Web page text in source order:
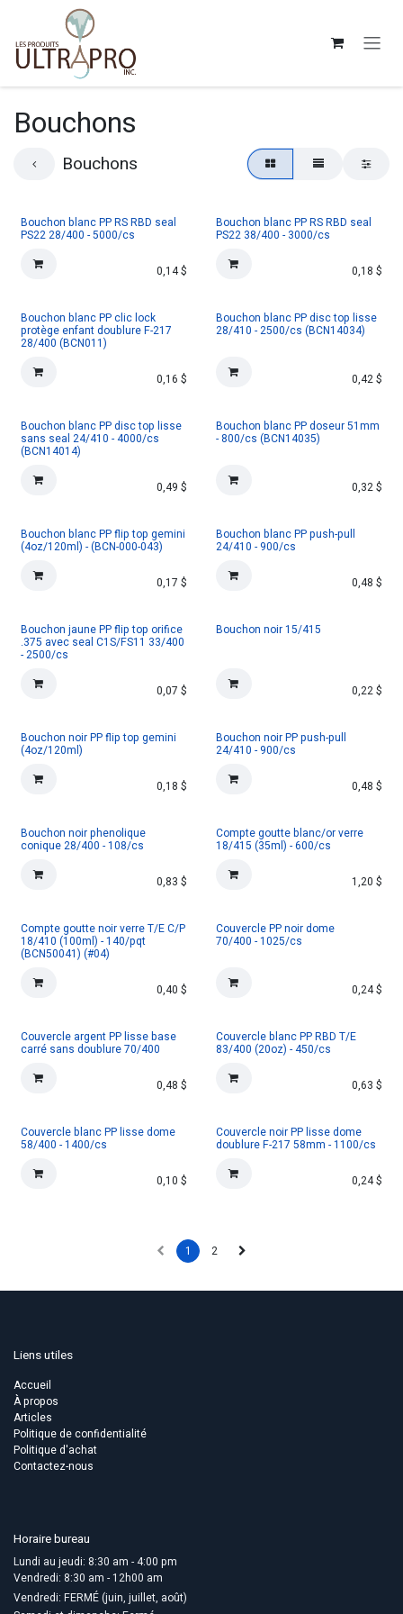
Se rendre au contenu
Bouchons
Bouchons
Bouchon blanc PP RS RBD seal
PS22 28/400 - 5000/cs
0,14$
Bouchon blanc PP RS RBD seal
PS22 38/400 - 3000/cs
0,18 $
Bouchon blanc PP clic lock
protège enfant doublure F-217
28/400 (BCN011)
0,16 $
Bouchon blanc PP disc top lisse
28/410 - 2500/cs (BCN14034)
0,42$
Bouchon blanc PP disc top lisse
sans seal 24/410 - 4000/cs
(BCN14014)
0,49 $
Bouchon blanc PP doseur 51mm
- 800/cs (BCN14035)
0,32$
Bouchon blanc PP flip top gemini
(4oz/120ml) - (BCN-000-043)
0,17 $
Bouchon blanc PP push-pull
24/410 - 900/cs
0,48 $
Bouchon jaune PP flip top orifice
.375 avec seal C1S/FS11 33/400
- 2500/cs
0,07 $
Bouchon noir 15/415
0,22$
Bouchon noir PP flip top gemini
(4oz/120ml)
0,18 $
Bouchon noir PP push-pull
24/410 - 900/cs
0,48 $
Bouchon noir phenolique
conique 28/400 - 108/cs
0,83 $
Compte goutte blanc/or verre
18/415 (35ml) - 600/cs
1,20 $
Compte goutte noir verre T/E C/P
18/410 (100ml) - 140/pqt
(BCN50041) (#04)
0,40 $
Couvercle PP noir dome
70/400 - 1025/cs
0,24$
Couvercle argent PP lisse base
carré sans doublure 70/400
0,48 $
Couvercle blanc PP RBD T/E
83/400 (20oz) - 450/cs
0,63 $
Couvercle blanc PP lisse dome
58/400 - 1400/cs
0,10 $
Couvercle noir PP lisse dome
doublure F-217 58mm - 1100/cs
0,24$
1 2
Liens utiles
Accueil
À propos
Articles
Politique de confidentialité
Politique d'achat
Contactez-nous
Horaire bureau
Lundi au jeudi: 8:30 am - 4:00 pm
Vendredi: 8:30 am - 12h00 am
Vendredi: FERMÉ (juin, juillet, août)